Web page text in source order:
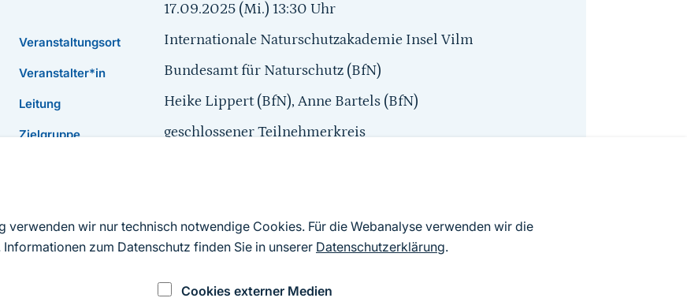
verwenden wir nur technisch notwendige Cookies. Für die Webanalyse verwenden wir die
Informationen zum Datenschutz finden Sie in unserer Datenschutzerklärung.
Cookies externer Medien
17.09.2025 (Mi.) 13:30 Uhr
Veranstaltungsort Internationale Naturschutzakademie Insel Vilm
Veranstalter*in Bundesamt für Naturschutz (BfN)
Leitung Heike Lippert (BfN), Anne Bartels (BfN)
Zielgruppe geschlossener Teilnehmerkreis